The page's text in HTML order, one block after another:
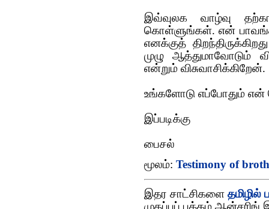
இவ்வுலக வாழ்வு
கொள்ளுங்கள். என்
எனக்குத்
முழு ஆத்துமாவோடும்
என்றும் விசுவாசிக்கிறேன்.
உங்களோடு எப்போதும் என்
இப்படிக்கு
பைசல்
மூலம்: Testimony of
இதர சாட்சிகளை தமிழில்
முகப்புப் பக்கம் ஆன்சரிங்